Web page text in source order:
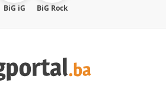
BiG iG BiG Rock